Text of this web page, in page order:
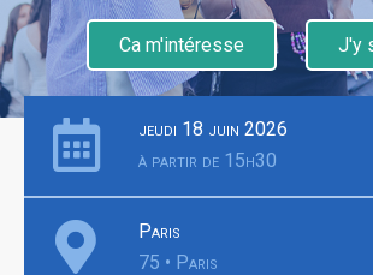
Ca m'intéresse J'y
jeudi 18 juin 2026
à partir de 15h30
Paris
75 • Paris